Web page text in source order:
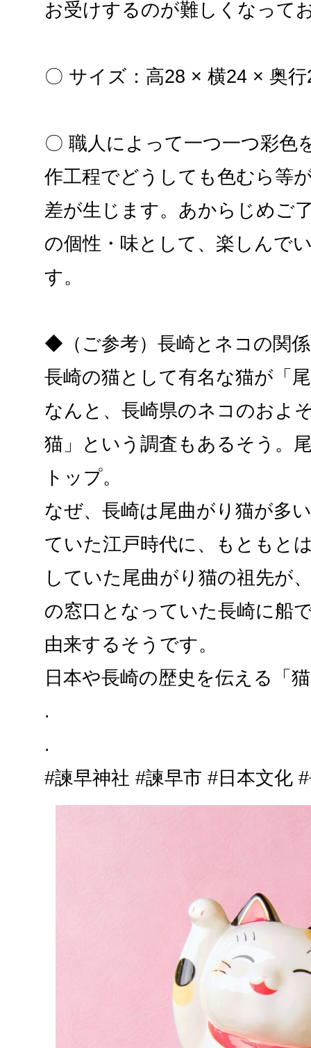
お受けするのが難しくなって
〇 サイズ：高28 × 横24 × 奥
〇 職人によって一つ一つ彩色
作工程でどうしても色むら等
差が生じます。あからじめご
の個性・味として、楽しんで
す。
◆（ご参考）長崎とネコの関係
長崎の猫として有名な猫が「
なんと、長崎県のネコのおよ
猫」という調査もあるそう。
トップ。
なぜ、長崎は尾曲がり猫が多
ていた江戸時代に、もともと
していた尾曲がり猫の祖先が
の窓口となっていた長崎に船
由来するそうです。
日本や長崎の歴史を伝える「
.
.
#諫早神社 #諫早市 #日本文化